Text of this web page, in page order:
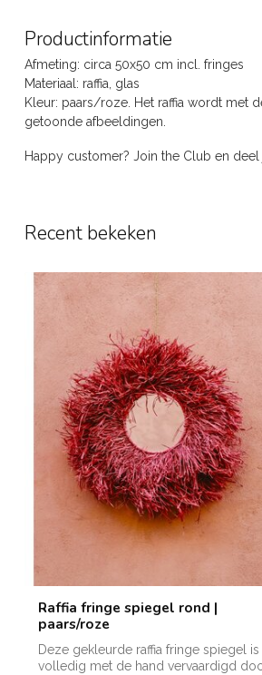
Productinformatie
Afmeting: circa 50x50 cm incl. fringes
Materiaal: raffia, glas
Kleur: paars/roze. Het raffia wordt met
getoonde afbeeldingen.
Happy customer? Join the Club en
Recent bekeken
Raffia fringe spiegel rond |
paars/roze
Deze gekleurde raffia fringe spiegel is
volledig met de hand vervaardigd